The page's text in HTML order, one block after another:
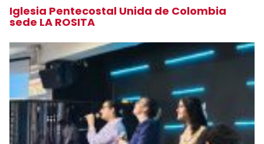
Iglesia Pentecostal Unida de Colombia
sede LA ROSITA